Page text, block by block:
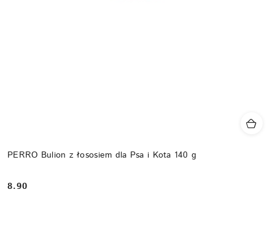
PERRO Bulion z łososiem dla Psa i Kota 140 g
Cena:
8.90